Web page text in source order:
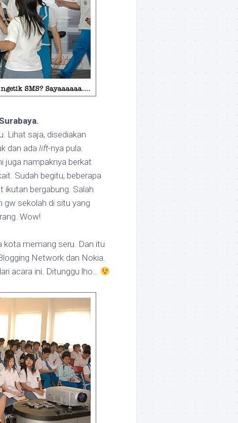
Lihat saja, disediakan
dan ada lift-nya pula.
juga nampaknya berkat
Sudah begitu, beberapa
ikutan bergabung. Salah
gw sekolah di situ yang
Wow!
kota memang seru. Dan itu
Network dan Nokia.
acara ini. Ditunggu lho…